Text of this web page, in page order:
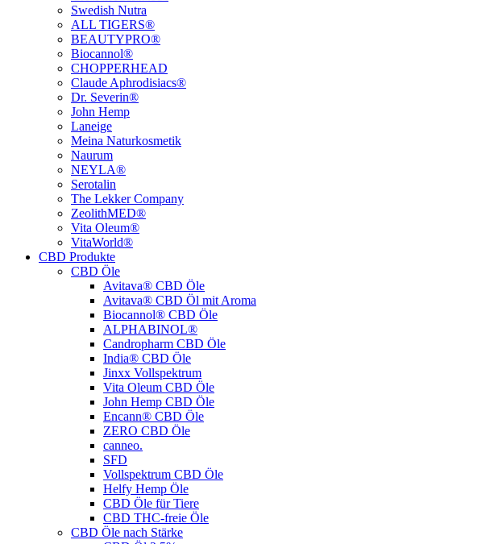
Swedish Nutra
ALL TIGERS®
BEAUTYPRO®
Biocannol®
CHOPPERHEAD
Claude Aphrodisiacs®
Dr. Severin®
John Hemp
Laneige
Meina Naturkosmetik
Naurum
NEYLA®
Serotalin
The Lekker Company
ZeolithMED®
Vita Oleum®
VitaWorld®
CBD Produkte
CBD Öle
Avitava® CBD Öle
Avitava® CBD Öl mit Aroma
Biocannol® CBD Öle
ALPHABINOL®
Candropharm CBD Öle
India® CBD Öle
Jinxx Vollspektrum
Vita Oleum CBD Öle
John Hemp CBD Öle
Encann® CBD Öle
ZERO CBD Öle
canneo.
SFD
Vollspektrum CBD Öle
Helfy Hemp Öle
CBD Öle für Tiere
CBD THC-freie Öle
CBD Öle nach Stärke